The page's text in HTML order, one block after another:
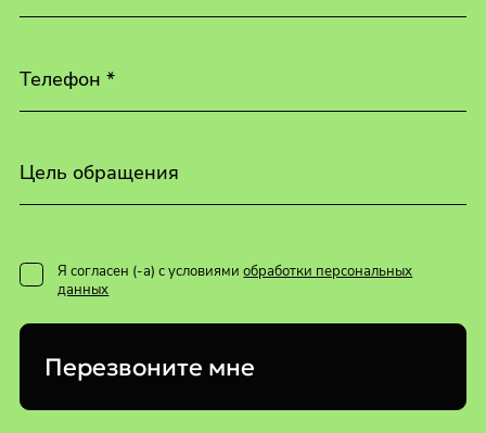
Телефон *
Цель обращения
Я согласен (-а) с условиямиобработки персональных
данных
Перезвоните мне